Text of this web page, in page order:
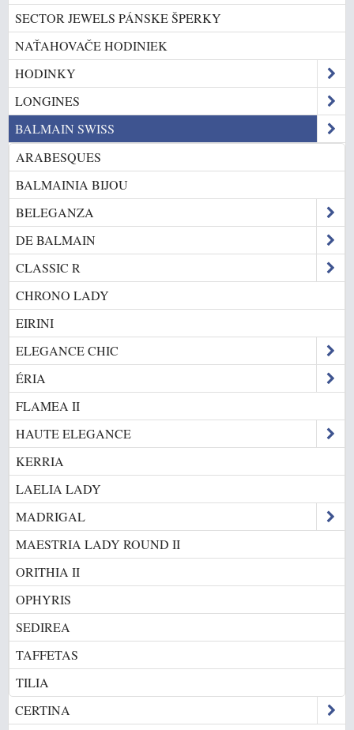
SECTOR JEWELS PÁNSKE ŠPERKY
NAŤAHOVAČE HODINIEK
HODINKY
LONGINES
BALMAIN SWISS
ARABESQUES
BALMAINIA BIJOU
BELEGANZA
DE BALMAIN
CLASSIC R
CHRONO LADY
EIRINI
ELEGANCE CHIC
ÉRIA
FLAMEA II
HAUTE ELEGANCE
KERRIA
LAELIA LADY
MADRIGAL
MAESTRIA LADY ROUND II
ORITHIA II
OPHYRIS
SEDIREA
TAFFETAS
TILIA
CERTINA